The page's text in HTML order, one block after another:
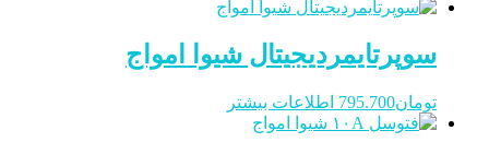
سوپرتایمردیجیتال شیوا امواج
تومان795.700 اطلاعات بیشتر